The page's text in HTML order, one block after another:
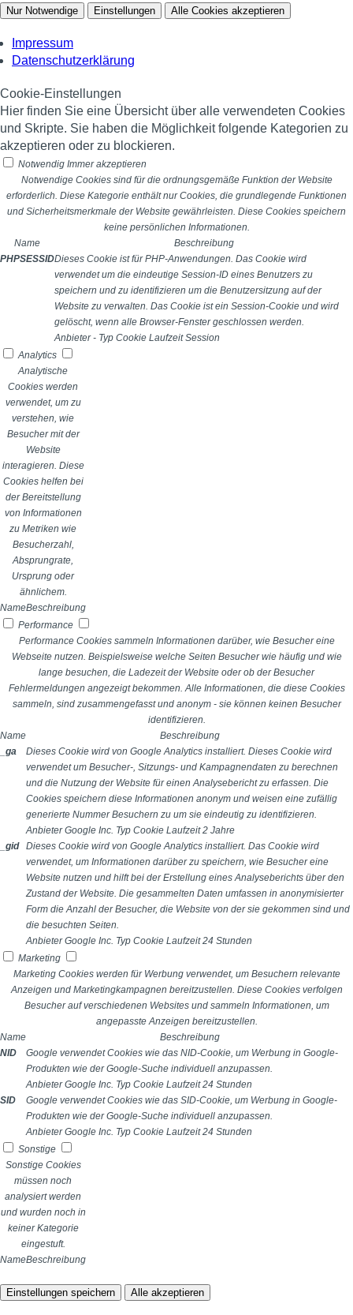
Nur Notwendige Einstellungen Alle Cookies akzeptieren
Impressum
Datenschutzerklärung
Cookie-Einstellungen
Hier finden Sie eine Übersicht über alle verwendeten Cookies
und Skripte. Sie haben die Möglichkeit folgende Kategorien zu
akzeptieren oder zu blockieren.
Notwendig Immer akzeptieren
Notwendige Cookies sind für die ordnungsgemäße Funktion der Website
erforderlich. Diese Kategorie enthält nur Cookies, die grundlegende Funktionen
und Sicherheitsmerkmale der Website gewährleisten. Diese Cookies speichern
keine persönlichen Informationen.
Name
Beschreibung
PHPSESSIDDieses Cookie ist für PHP-Anwendungen. Das Cookie wird
verwendet um die eindeutige Session-ID eines Benutzers zu
speichern und zu identifizieren um die Benutzersitzung auf der
Website zu verwalten. Das Cookie ist ein Session-Cookie und wird
gelöscht, wenn alle Browser-Fenster geschlossen werden.
Anbieter - Typ Cookie Laufzeit Session
Analytics
Analytische
Cookies werden
verwendet, um zu
verstehen, wie
Besucher mit der
Website
interagieren. Diese
Cookies helfen bei
der Bereitstellung
von Informationen
zu Metriken wie
Besucherzahl,
Absprungrate,
Ursprung oder
ähnlichem.
NameBeschreibung
Performance
Performance Cookies sammeln Informationen darüber, wie Besucher eine
Webseite nutzen. Beispielsweise welche Seiten Besucher wie häufig und wie
lange besuchen, die Ladezeit der Website oder ob der Besucher
Fehlermeldungen angezeigt bekommen. Alle Informationen, die diese Cookies
sammeln, sind zusammengefasst und anonym - sie können keinen Besucher
identifizieren.
Name
Beschreibung
_ga
Dieses Cookie wird von Google Analytics installiert. Dieses Cookie wird
verwendet um Besucher-, Sitzungs- und Kampagnendaten zu berechnen
und die Nutzung der Website für einen Analysebericht zu erfassen. Die
Cookies speichern diese Informationen anonym und weisen eine zufällig
generierte Nummer Besuchern zu um sie eindeutig zu identifizieren.
Anbieter Google Inc. Typ Cookie Laufzeit 2 Jahre
_gid
Dieses Cookie wird von Google Analytics installiert. Das Cookie wird
verwendet, um Informationen darüber zu speichern, wie Besucher eine
Website nutzen und hilft bei der Erstellung eines Analyseberichts über den
Zustand der Website. Die gesammelten Daten umfassen in anonymisierter
Form die Anzahl der Besucher, die Website von der sie gekommen sind und
die besuchten Seiten.
Anbieter Google Inc. Typ Cookie Laufzeit 24 Stunden
Marketing
Marketing Cookies werden für Werbung verwendet, um Besuchern relevante
Anzeigen und Marketingkampagnen bereitzustellen. Diese Cookies verfolgen
Besucher auf verschiedenen Websites und sammeln Informationen, um
angepasste Anzeigen bereitzustellen.
Name
Beschreibung
NID
Google verwendet Cookies wie das NID-Cookie, um Werbung in Google-
Produkten wie der Google-Suche individuell anzupassen.
Anbieter Google Inc. Typ Cookie Laufzeit 24 Stunden
SID
Google verwendet Cookies wie das SID-Cookie, um Werbung in Google-
Produkten wie der Google-Suche individuell anzupassen.
Anbieter Google Inc. Typ Cookie Laufzeit 24 Stunden
Sonstige
Sonstige Cookies
müssen noch
analysiert werden
und wurden noch in
keiner Kategorie
eingestuft.
NameBeschreibung
Einstellungen speichern Alle akzeptieren